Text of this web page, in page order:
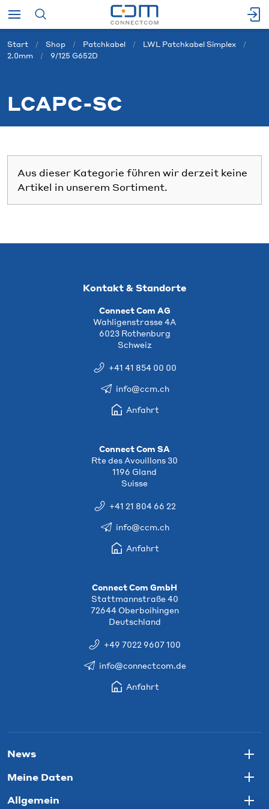
Start Shop Patchkabel
LWL Patchkabel Simplex
2.0mm
9/125 G652D
LCAPC-SC
Aus dieser Kategorie führen wir derzeit keine
Artikel in unserem Sortiment.
Kontakt & Standorte
Connect Com AG
Wahligenstrasse 4A
6023 Rothenburg
Schweiz
+41 41 854 00 00
info@ccm.ch
Anfahrt
Connect Com SA
Rte des Avouillons 30
1196 Gland
Suisse
+41 21 804 66 22
info@ccm.ch
Anfahrt
Connect Com GmbH
Stattmannstraße 40
72644 Oberboihingen
Deutschland
+49 7022 9607 100
info@connectcom.de
Anfahrt
News
Meine Daten
Allgemein